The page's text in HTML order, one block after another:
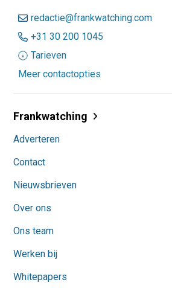
redactie@frankwatching.com
+31 30 200 1045
Tarieven
Meer contactopties
Frankwatching
Adverteren
Contact
Nieuwsbrieven
Over ons
Ons team
Werken bij
Whitepapers